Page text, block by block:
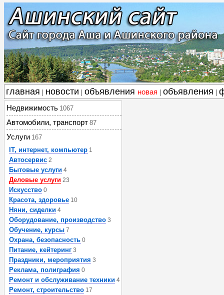
главная новости объявления новая объявления
Недвижимость 1067
Автомобили, транспорт 87
Услуги 167
IT, интернет, компьютер 1
Автосервис 2
Бытовые услуги 4
Деловые услуги 23
Искусство 0
Красота, здоровье 10
Няни, сиделки 4
Оборудование, производство 3
Обучение, курсы 7
Охрана, безопасность 0
Питание, кейтеринг 3
Праздники, мероприятия 3
Реклама, полиграфия 0
Ремонт и обслуживание техники 4
Ремонт, строительство 17